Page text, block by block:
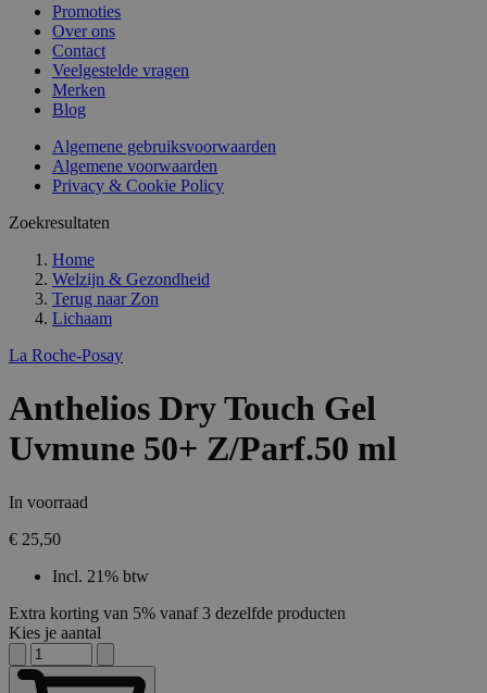
Promoties
Over ons
Contact
Veelgestelde vragen
Merken
Blog
Algemene gebruiksvoorwaarden
Algemene voorwaarden
Privacy & Cookie Policy
Zoekresultaten
Home
Welzijn & Gezondheid
Terug naar Zon
Lichaam
La Roche-Posay
Anthelios Dry Touch Gel
Uvmune 50+ Z/Parf.50 ml
In voorraad
€ 25,50
Incl. 21% btw
Extra korting van 5% vanaf 3 dezelfde producten
Kies je aantal